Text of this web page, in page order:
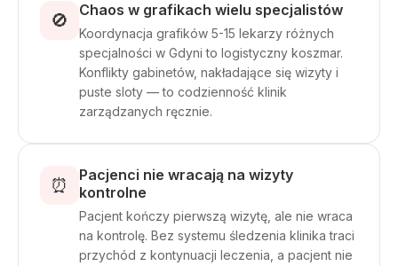
🚫 Chaos w grafikach wielu specjalistów
Koordynacja grafików 5-15 lekarzy różnych
specjalności w Gdyni to logistyczny koszmar.
Konflikty gabinetów, nakładające się wizyty i
puste sloty — to codzienność klinik
zarządzanych ręcznie.
⏰
Pacjenci nie wracają na wizyty
kontrolne
Pacjent kończy pierwszą wizytę, ale nie wraca
na kontrolę. Bez systemu śledzenia klinika traci
przychód z kontynuacji leczenia, a pacjent nie